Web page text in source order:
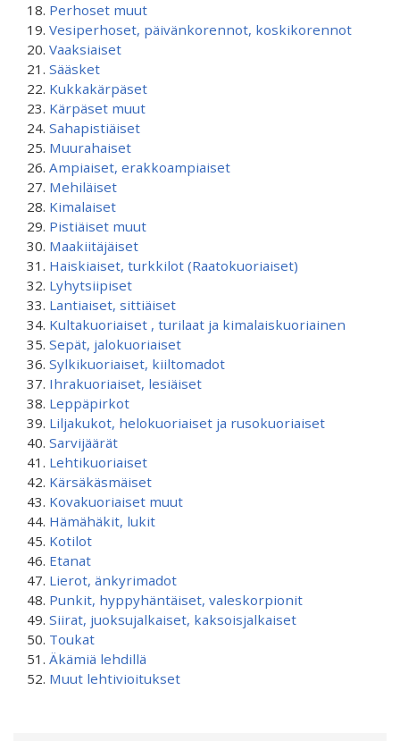
Perhoset muut
Vesiperhoset, päivänkorennot, koskikorennot
Vaaksiaiset
Sääsket
Kukkakärpäset
Kärpäset muut
Sahapistiäiset
Muurahaiset
Ampiaiset, erakkoampiaiset
Mehiläiset
Kimalaiset
Pistiäiset muut
Maakiitäjäiset
Haiskiaiset, turkkilot (Raatokuoriaiset)
Lyhytsiipiset
Lantiaiset, sittiäiset
Kultakuoriaiset , turilaat ja kimalaiskuoriainen
Sepät, jalokuoriaiset
Sylkikuoriaiset, kiiltomadot
Ihrakuoriaiset, lesiäiset
Leppäpirkot
Liljakukot, helokuoriaiset ja rusokuoriaiset
Sarvijäärät
Lehtikuoriaiset
Kärsäkäsmäiset
Kovakuoriaiset muut
Hämähäkit, lukit
Kotilot
Etanat
Lierot, änkyrimadot
Punkit, hyppyhäntäiset, valeskorpionit
Siirat, juoksujalkaiset, kaksoisjalkaiset
Toukat
Äkämiä lehdillä
Muut lehtivioitukset